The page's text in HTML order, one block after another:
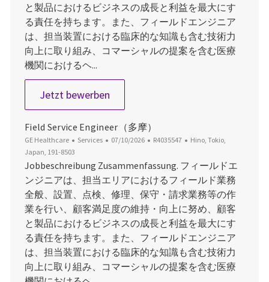
と製品におけるビジネスの成長と利益を最大にす
る責任を持ちます。また、フィールドエンジニア
は、担当装置における臨床的な知識も含む技術力
向上に取り組み、コマーシャルの提案を含む医療
機関におけるヘ...
Jetzt bewerbenField Service Engineer(名古屋)
Field Service Engineer（多摩）
GE Healthcare Kategorie
Services Datum der Veröffentlichung
07/10/2026 Job-ID
R4035547 Ort
Hino, Tokio,
Japan, 191-8503
Jobbeschreibung Zusammenfassung. フィールドエ
ンジニアは、担当エリアにおけるフィールド業務
全般、設置、点検、修理、保守・請求業務等の作
業を行い、顧客満足度の維持・向上に努め、顧客
と製品におけるビジネスの成長と利益を最大にす
る責任を持ちます。また、フィールドエンジニア
は、担当装置における臨床的な知識も含む技術力
向上に取り組み、コマーシャルの提案を含む医療